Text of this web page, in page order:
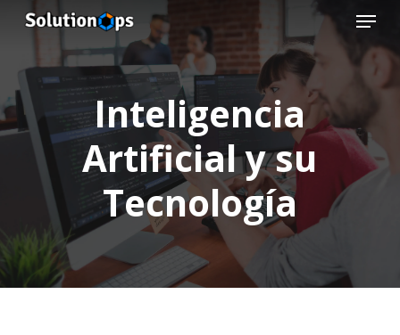
Skip
main
content
Menu
Inteligencia
Artificial y su
Tecnología